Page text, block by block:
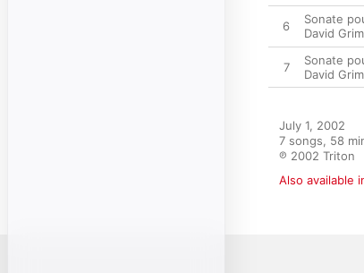
6
Sonate
David
7
Sonate
David
July 1, 2002
7 songs, 58
℗ 2002 Triton
Also available